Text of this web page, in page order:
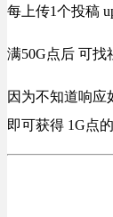
每上传1个投稿
满50G点后 可找
因为不知道响应
即可获得 1G点